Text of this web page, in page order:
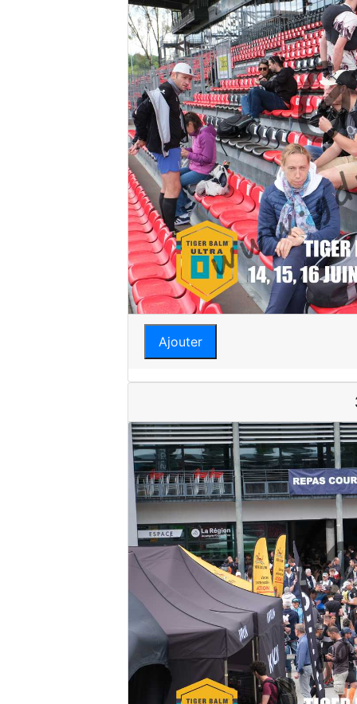
Ajouter